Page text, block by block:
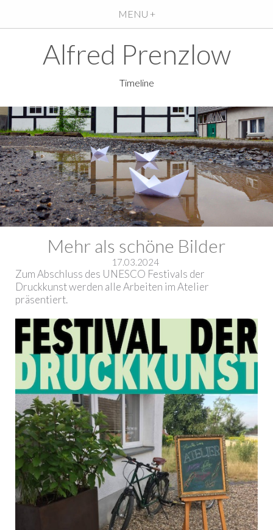
MENU +
Alfred Prenzlow
Timeline
Mehr als schöne Bilder
17.03.2024
Zum Abschluss des UNESCO Festivals der
Druckkunst werden alle Arbeiten im Atelier
präsentiert.